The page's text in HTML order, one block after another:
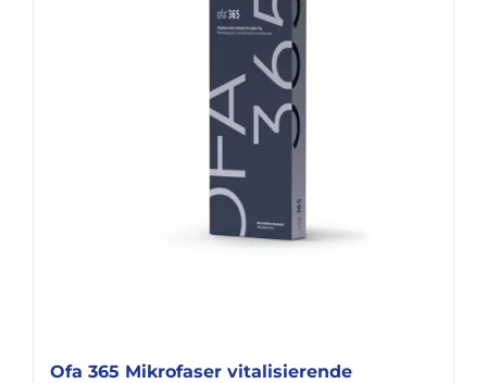
auf.
Optionen
können
der
Produktseite
gewählt
Ofa 365 Mikrofaser vitalisierende